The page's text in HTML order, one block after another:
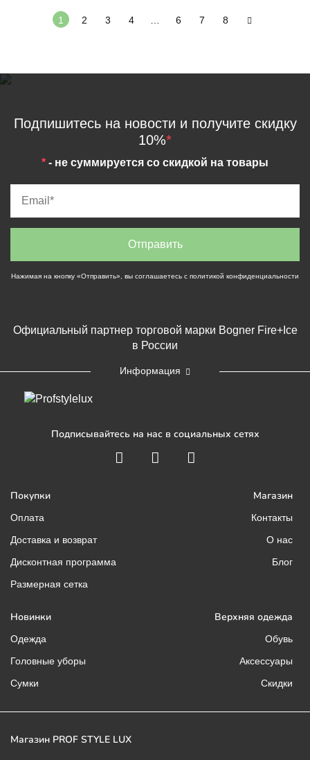
1 2 3 4 6 7 8
Подпишитесь на новости и получите скидку
10%*
* - не суммируется со скидкой на товары
Нажимая на кнопку «Отправить», вы соглашаетесь с политикой конфиденциальности
Официальный партнер торговой марки Bogner Fire+Ice
в России
Информация
Подписывайтесь на нас в социальных сетях
Покупки Магазин
Оплата
Контакты
Доставка и возврат
О нас
Дисконтная программа
Блог
Размерная сетка
Новинки Верхняя одежда
Одежда
Обувь
Головные уборы
Аксессуары
Сумки
Скидки
Магазин PROF STYLE LUX